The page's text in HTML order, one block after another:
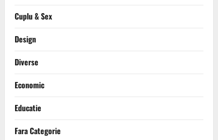
Cuplu & Sex
Design
Diverse
Economic
Educatie
Fara Categorie